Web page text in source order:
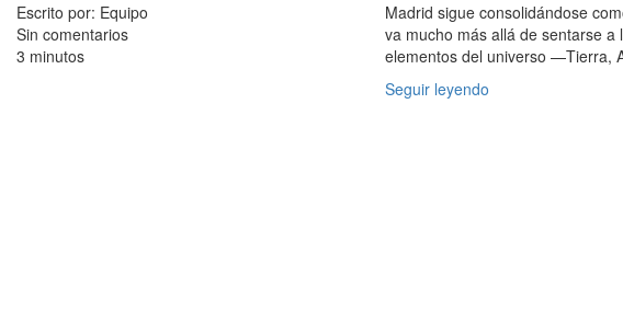
Escrito por: Equipo
Sin comentarios
3 minutos
Madrid sigue consolidándose
va mucho más allá de sentarse
elementos del universo —Tierra,
Seguir leyendo